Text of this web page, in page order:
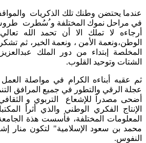
​عندما يحتضن وطنك تلك الذكريات
في مراحل نموك المختلفة و ُسُطرت طروس
أرجاءه لا تملك الا أن تحمد الله
الوطن،ونعمة الأمن ، ونعمة الخير، ثم
المخلصة إبتداء من دور الملك
الشتات وتوحيد القلوب.
ثم عقبه أبناءه الكرام في مواصلة
عجلة الرقي والتطور في جميع المرافق
أضحى مصدرآ للإشعاع التربوي و
الإنتاج الفكري الوطني والذي أثرأ
المعلومات المختلفة، فأسست هذة
محمد بن سعود الإسلامية" لتكون منار
النفوس.